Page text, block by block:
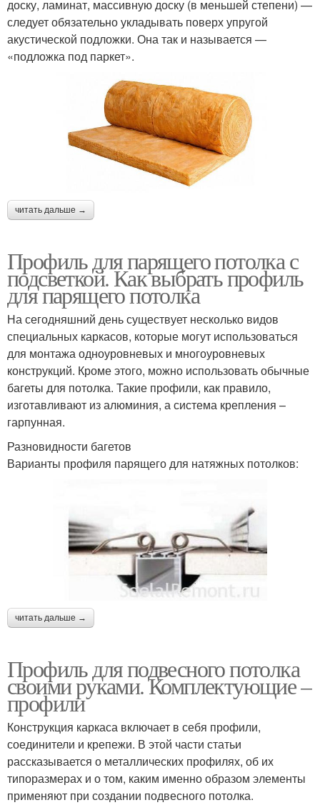
доску, ламинат, массивную доску (в меньшей степени) —
следует обязательно укладывать поверх упругой
акустической подложки. Она так и называется —
«подложка под паркет».
читать дальше →
Профиль для парящего потолка с
подсветкой. Как выбрать профиль
для парящего потолка
На сегодняшний день существует несколько видов
специальных каркасов, которые могут использоваться
для монтажа одноуровневых и многоуровневых
конструкций. Кроме этого, можно использовать обычные
багеты для потолка. Такие профили, как правило,
изготавливают из алюминия, а система крепления –
гарпунная.
Разновидности багетов
Варианты профиля парящего для натяжных потолков:
читать дальше →
Профиль для подвесного потолка
своими руками. Комплектующие –
профили
Конструкция каркаса включает в себя профили,
соединители и крепежи. В этой части статьи
рассказывается о металлических профилях, об их
типоразмерах и о том, каким именно образом элементы
применяют при создании подвесного потолка.